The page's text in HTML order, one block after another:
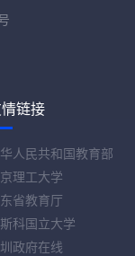
链接
人民共和国教育部
理工大学
省教育厅
科国立大学
政府在线